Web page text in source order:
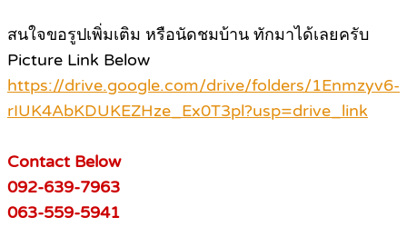
สนใจขอรูปเพิ่มเติม หรือนัดชมบ้าน ทักมาได้เลยครับ
Picture Link Below
https://drive.google.com/drive/folders/1Enmzyv6-
rIUK4AbKDUKEZHze_Ex0T3pl?usp=drive_link
Contact Below
092-639-7963
063-559-5941